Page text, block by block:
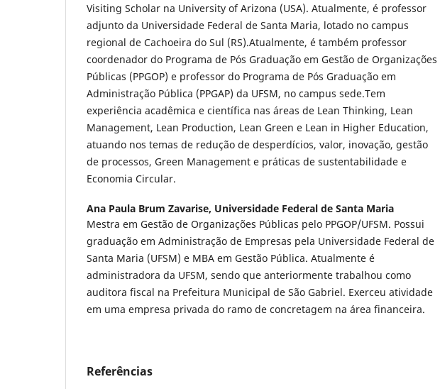
Visiting Scholar na University of Arizona (USA). Atualmente, é professor
adjunto da Universidade Federal de Santa Maria, lotado no campus
regional de Cachoeira do Sul (RS).Atualmente, é também professor
coordenador do Programa de Pós Graduação em Gestão de Organizações
Públicas (PPGOP) e professor do Programa de Pós Graduação em
Administração Pública (PPGAP) da UFSM, no campus sede.Tem
experiência acadêmica e científica nas áreas de Lean Thinking, Lean
Management, Lean Production, Lean Green e Lean in Higher Education,
atuando nos temas de redução de desperdícios, valor, inovação, gestão
de processos, Green Management e práticas de sustentabilidade e
Economia Circular.
Ana Paula Brum Zavarise, Universidade Federal de Santa Maria
Mestra em Gestão de Organizações Públicas pelo PPGOP/UFSM. Possui
graduação em Administração de Empresas pela Universidade Federal de
Santa Maria (UFSM) e MBA em Gestão Pública. Atualmente é
administradora da UFSM, sendo que anteriormente trabalhou como
auditora fiscal na Prefeitura Municipal de São Gabriel. Exerceu atividade
em uma empresa privada do ramo de concretagem na área financeira.
Referências